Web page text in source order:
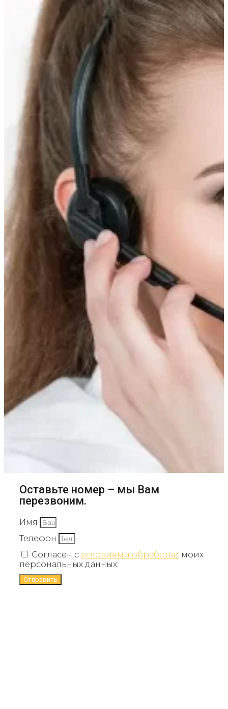
Оставьте номер – мы Вам
перезвоним.
Имя
Телефон
Согласен с условиями обработки моих
персональных данных.
Отправить